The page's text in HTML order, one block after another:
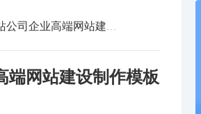
司企业高端网站建设制作模板建网站】
端网站建设制作模板